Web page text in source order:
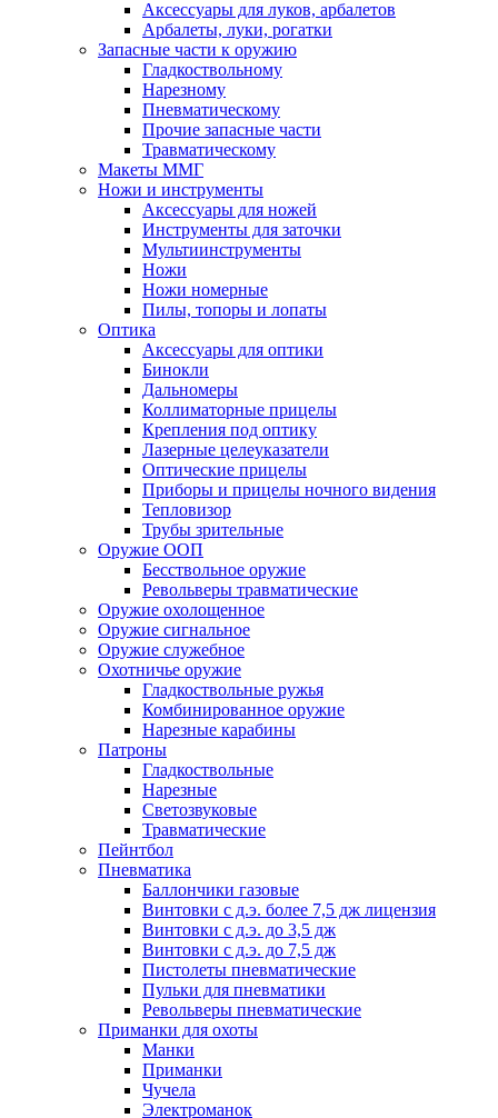
Аксессуары для луков, арбалетов
Арбалеты, луки, рогатки
Запасные части к оружию
Гладкоствольному
Нарезному
Пневматическому
Прочие запасные части
Травматическому
Макеты ММГ
Ножи и инструменты
Аксессуары для ножей
Инструменты для заточки
Мультиинструменты
Ножи
Ножи номерные
Пилы, топоры и лопаты
Оптика
Аксессуары для оптики
Бинокли
Дальномеры
Коллиматорные прицелы
Крепления под оптику
Лазерные целеуказатели
Оптические прицелы
Приборы и прицелы ночного видения
Тепловизор
Трубы зрительные
Оружие ООП
Бесствольное оружие
Револьверы травматические
Оружие охолощенное
Оружие сигнальное
Оружие служебное
Охотничье оружие
Гладкоствольные ружья
Комбинированное оружие
Нарезные карабины
Патроны
Гладкоствольные
Нарезные
Светозвуковые
Травматические
Пейнтбол
Пневматика
Баллончики газовые
Винтовки с д.э. более 7,5 дж лицензия
Винтовки с д.э. до 3,5 дж
Винтовки с д.э. до 7,5 дж
Пистолеты пневматические
Пульки для пневматики
Револьверы пневматические
Приманки для охоты
Манки
Приманки
Чучела
Электроманок